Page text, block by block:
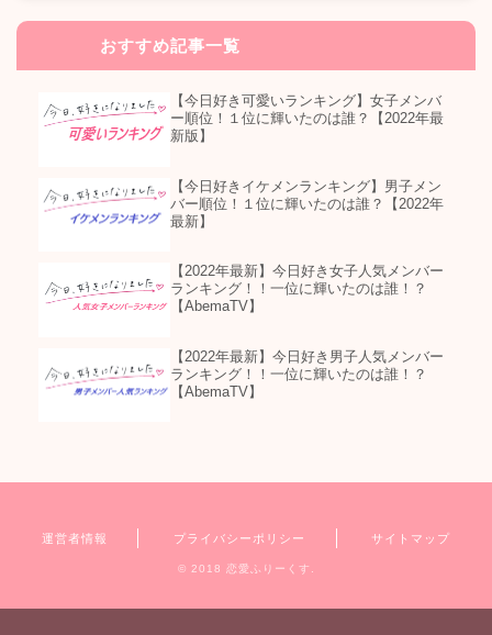
おすすめ記事一覧
【今日好き可愛いランキング】女子メンバ
ー順位！１位に輝いたのは誰？【2022年最
新版】
【今日好きイケメンランキング】男子メン
バー順位！１位に輝いたのは誰？【2022年
最新】
【2022年最新】今日好き女子人気メンバー
ランキング！！一位に輝いたのは誰！？
【AbemaTV】
【2022年最新】今日好き男子人気メンバー
ランキング！！一位に輝いたのは誰！？
【AbemaTV】
運営者情報 プライバシーポリシー サイトマップ
© 2018 恋愛ふりーくす.